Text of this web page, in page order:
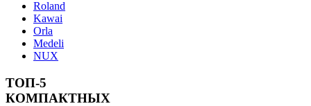
Roland
Kawai
Orla
Medeli
NUX
ТОП-5
КОМПАКТНЫХ